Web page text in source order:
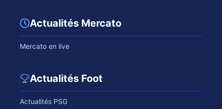
Actualités Mercato
Mercato en live
Actualités Foot
Actualités PSG